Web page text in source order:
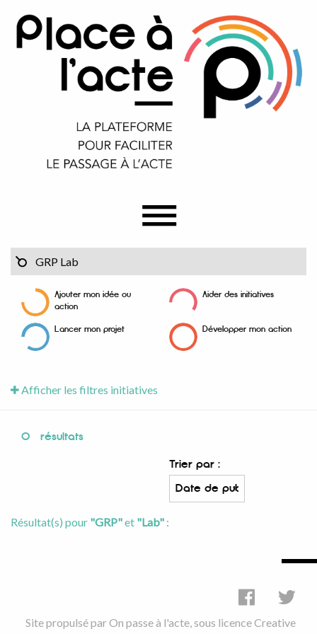
Ajouter mon idée ou
action
Aider des initiatives
Lancer mon projet Développer mon action
Afficher les filtres initiatives
0 résultats
Trier par :
Résultat(s) pour "GRP"et "Lab" :
Site propulsé parOn passe à l'acte, sous licenceCreative